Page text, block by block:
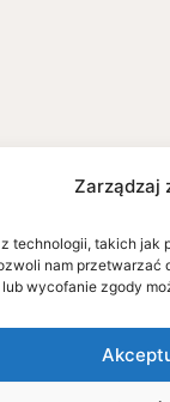
Zarządzaj
technologii, takich
nam
wycofanie zgody